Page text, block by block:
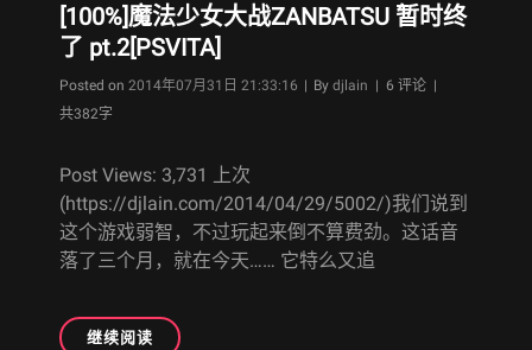
[100%]魔法少女大战ZANBATSU 暂时终
了 pt.2[PSVITA]
Posted on 2014年07月31日 21:33:16 | By Byline
djlain | 6 评论 |
共382字
Post Views: 3,731 上次
(https://djlain.com/2014/04/29/5002/)我们说到
这个游戏弱智，不过玩起来倒不算费劲。这话音
落了三个月，就在今天…… 它特么又追
继续阅读[100%]